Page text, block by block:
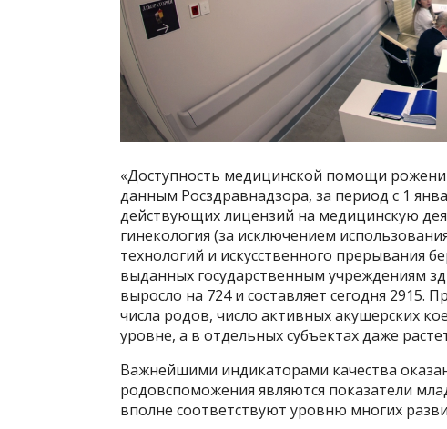
«Доступность медицинской помощи
данным Росздравнадзора, за период с 1
действующих лицензий на медицинскую
гинекология (за исключением
технологий и искусственного прерывания
выданных государственным учреждениям
выросло на 724 и составляет сегодня 2915.
числа родов, число активных акушерских
уровне, а в отдельных субъектах даже
Важнейшими индикаторами качества
родовспоможения являются показатели
вполне соответствуют уровню многих